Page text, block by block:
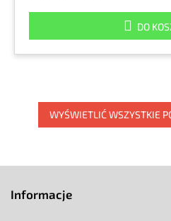
DO
WYŚWIETLIĆ WSZYSTKIE
Informacje